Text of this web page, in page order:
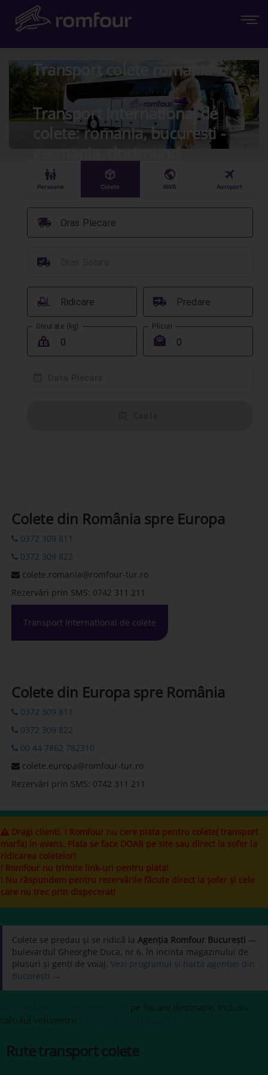
Transport colete romania
Transport International de
colete: romania, bucuresti -
germania, dortmund
󱠣
Persoane
󰏗
Colete
󰇧
AWB
󰀝
Aeroport
Oras Plecare
󰞈
󰳔
Ridicare
󰟉 Predare
󰔾
Greutate (kg)
󰖢
Plicuri
󰾱
Colete din România spre Europa
0372 309 811
0372 309 822
colete.romania@romfour-tur.ro
Rezervări prin SMS: 0742 311 211
Transport International de colete
Colete din Europa spre România
0372 309 811
0372 309 822
00 44 7862 782310
colete.europa@romfour-tur.ro
Rezervări prin SMS: 0742 311 211
Dragi clienti, ! Romfour nu cere plata pentru colete( transport
marfa) in avans. Plata se face DOAR pe site sau direct la sofer la
ridicarea coletelor!
! Romfour nu trimite link-uri pentru plata!
! Nu răspundem pentru rezervările făcute direct la șofer și cele
care nu trec prin dispecerat!
Colete se predau și se ridică la Agenția Romfour București —
bulevardul Gheorghe Duca, nr 6, în incinta magazinului de
plusuri și genți de voiaj. Vezi programul și harta agenției din
București →
pe fiecare destinație, inclusiv
calculul volumetric ·
Rute transport colete